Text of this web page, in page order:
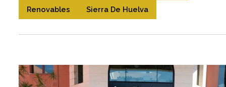
Renovables Sierra De Huelva